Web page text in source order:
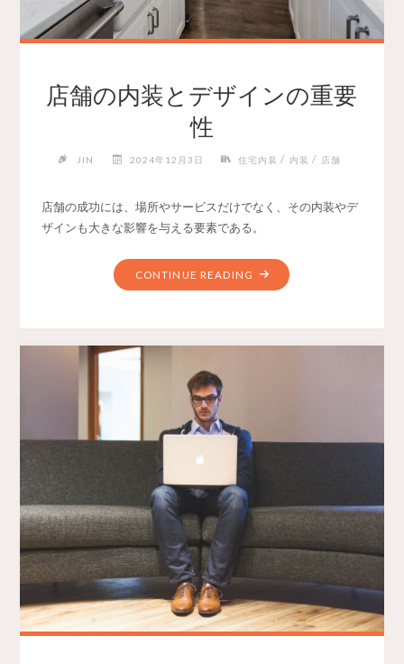
店舗の内装とデザインの重要
性
JIN 2024年12月3日 住宅内装 / 内装 / 店舗
店舗の成功には、場所やサービスだけでなく、その内装やデ
ザインも大きな影響を与える要素である。
CONTINUE READING